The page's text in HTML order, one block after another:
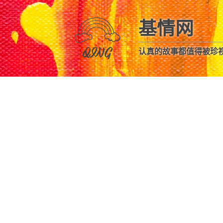
基情网
认真的故事都值得被珍